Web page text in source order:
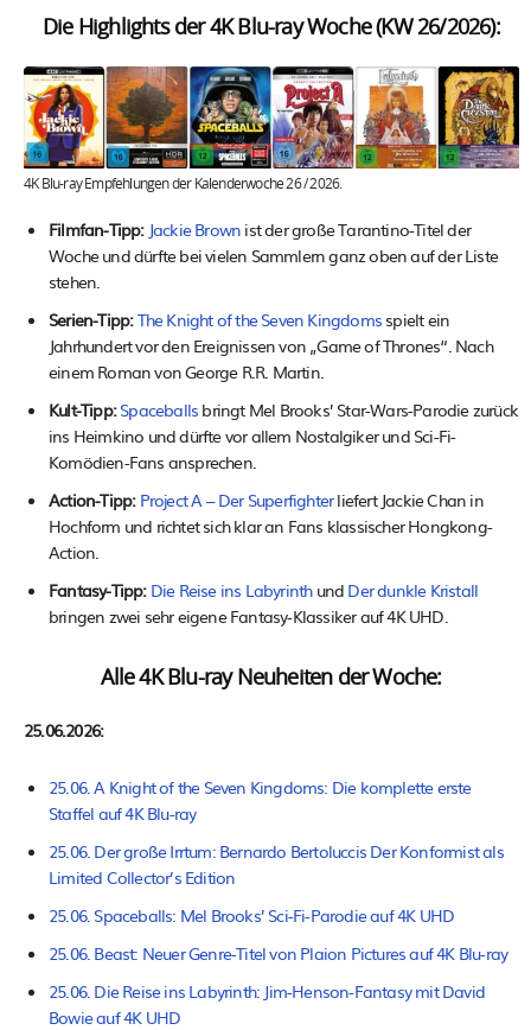
Die Highlights der 4K Blu-ray Woche (KW 26/2026):
4K Blu-ray Empfehlungen der Kalenderwoche 26 / 2026.
Filmfan-Tipp: Jackie Brown ist der große Tarantino-Titel der
Woche und dürfte bei vielen Sammlern ganz oben auf der Liste
stehen.
Serien-Tipp:The Knight of the Seven Kingdoms spielt ein
Jahrhundert vor den Ereignissen von „Game of Thrones“. Nach
einem Roman von George R.R. Martin.
Kult-Tipp: Spaceballs bringt Mel Brooks’ Star-Wars-Parodie zurück
ins Heimkino und dürfte vor allem Nostalgiker und Sci-Fi-
Komödien-Fans ansprechen.
Action-Tipp: Project A – Der Superfighterliefert Jackie Chan in
Hochform und richtet sich klar an Fans klassischer Hongkong-
Action.
Fantasy-Tipp: Die Reise ins Labyrinthund Der dunkle Kristall
bringen zwei sehr eigene Fantasy-Klassiker auf 4K UHD.
Alle 4K Blu-ray Neuheiten der Woche:
25.06.2026:
25.06. A Knight of the Seven Kingdoms: Die komplette erste
Staffel auf 4K Blu-ray
25.06. Der große Irrtum: Bernardo Bertoluccis Der Konformist als
Limited Collector’s Edition
25.06. Spaceballs: Mel Brooks’ Sci-Fi-Parodie auf 4K UHD
25.06. Beast: Neuer Genre-Titel von Plaion Pictures auf 4K Blu-ray
25.06. Die Reise ins Labyrinth: Jim-Henson-Fantasy mit David
Bowie auf 4K UHD